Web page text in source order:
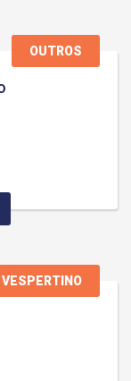
OUTROS
VESPERTINO